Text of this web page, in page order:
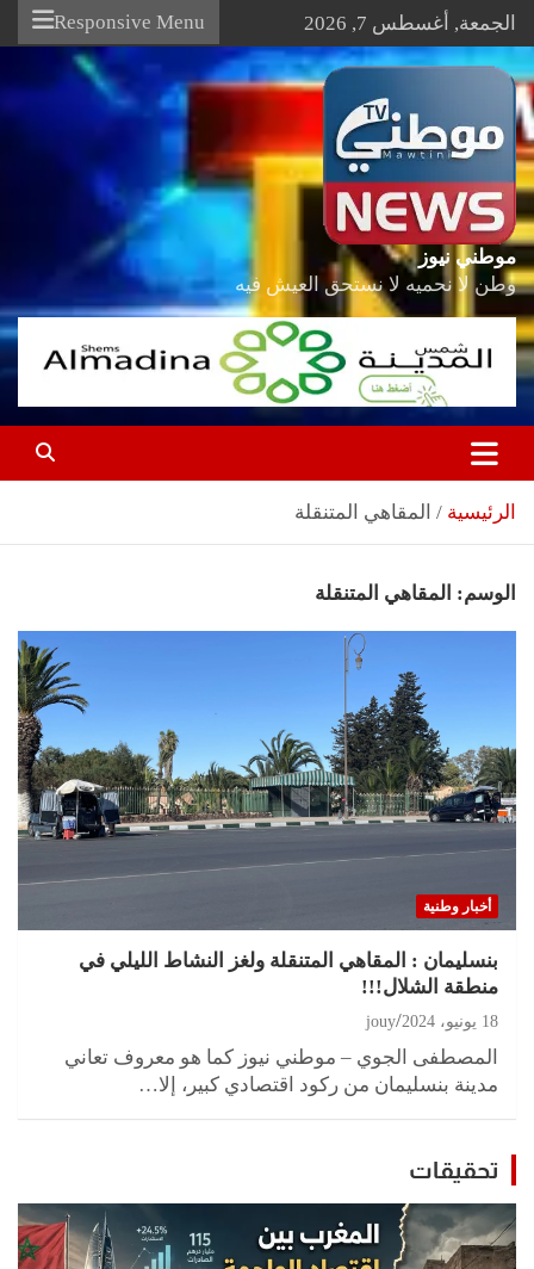
Skip
content
الجمعة, أغسطس 7, 2026 Responsive Menu
موطني نيوز
وطن لا نحميه لا نستحق العيش فيه
الرئيسية المقاهي المتنقلة
الوسم: المقاهي المتنقلة
أخبار وطنية
بنسليمان : المقاهي المتنقلة ولغز النشاط الليلي في
منطقة الشلال!!!
18 يونيو، 2024 jouy
المصطفى الجوي – موطني نيوز كما هو معروف تعاني
مدينة بنسليمان من ركود اقتصادي كبير، إلا…
تحقيقات